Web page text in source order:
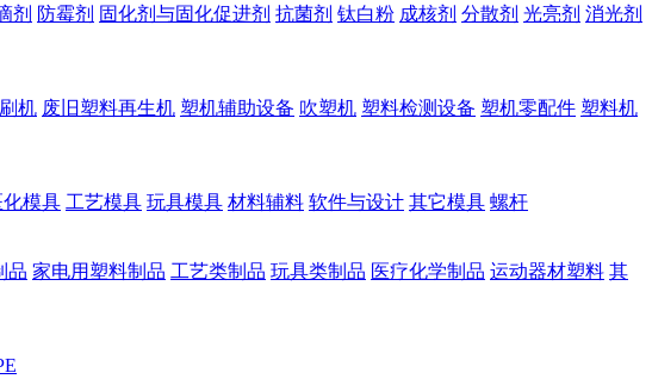
剂 防霉剂 固化剂与固化促进剂 抗菌剂 钛白粉 成核剂 分散剂 光亮剂 消光剂
机 废旧塑料再生机 塑机辅助设备 吹塑机 塑料检测设备 塑机零配件 塑料机
化模具 工艺模具 玩具模具 材料辅料 软件与设计 其它模具 螺杆
品 家电用塑料制品 工艺类制品 玩具类制品 医疗化学制品 运动器材塑料 其